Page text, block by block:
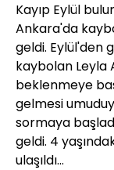
Kayıp Eylül
Ankara'da
geldi. Eylül'den
kaybolan Leyla
beklenmeye
gelmesi
sormaya
geldi. 4
ulaşıldı...